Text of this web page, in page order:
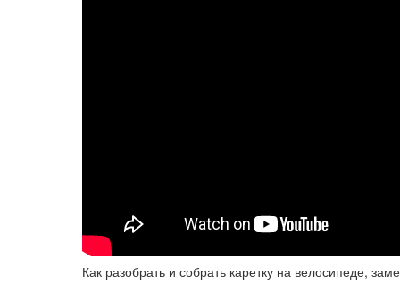
Как разобрать и собрать каретку на велосипеде,